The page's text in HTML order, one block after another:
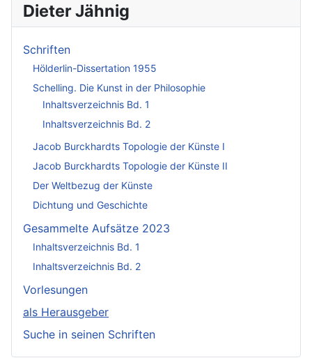
Dieter Jähnig
Schriften
Hölderlin-Dissertation 1955
Schelling. Die Kunst in der Philosophie
Inhaltsverzeichnis Bd. 1
Inhaltsverzeichnis Bd. 2
Jacob Burckhardts Topologie der Künste I
Jacob Burckhardts Topologie der Künste II
Der Weltbezug der Künste
Dichtung und Geschichte
Gesammelte Aufsätze 2023
Inhaltsverzeichnis Bd. 1
Inhaltsverzeichnis Bd. 2
Vorlesungen
als Herausgeber
Suche in seinen Schriften